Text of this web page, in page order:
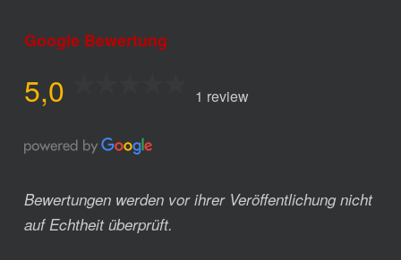
Google Bewertung
5,0 1 review
Bewertungen werden vor ihrer Veröffentlichung nicht
auf Echtheit überprüft.